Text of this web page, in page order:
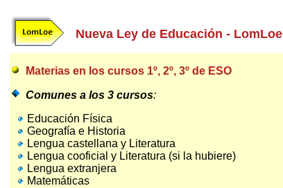
Nueva Ley de Educación - LomLoe
Materias en los cursos 1º, 2º, 3º de ESO
Comunes a los 3 cursos:
Educación Física
Geografía e Historia
Lengua castellana y Literatura
Lengua cooficial y Literatura (si la hubiere)
Lengua extranjera
Matemáticas